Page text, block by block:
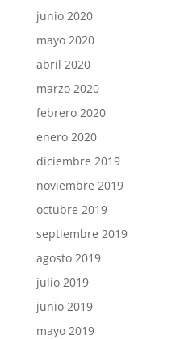
junio 2020
mayo 2020
abril 2020
marzo 2020
febrero 2020
enero 2020
diciembre 2019
noviembre 2019
octubre 2019
septiembre 2019
agosto 2019
julio 2019
junio 2019
mayo 2019